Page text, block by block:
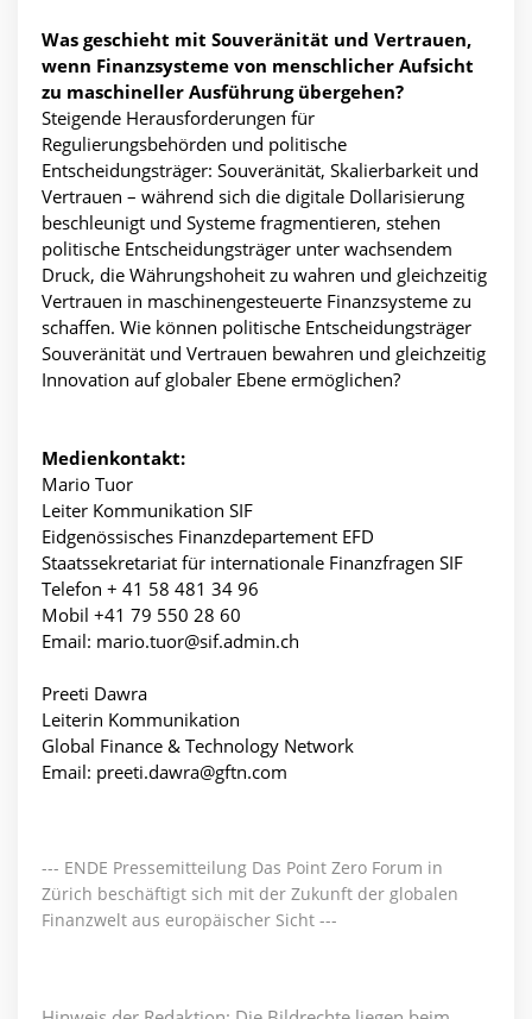
Was geschieht mit Souveränität und Vertrauen,
wenn Finanzsysteme von menschlicher Aufsicht
zu maschineller Ausführung übergehen?
Steigende Herausforderungen für
Regulierungsbehörden und politische
Entscheidungsträger: Souveränität, Skalierbarkeit und
Vertrauen – während sich die digitale Dollarisierung
beschleunigt und Systeme fragmentieren, stehen
politische Entscheidungsträger unter wachsendem
Druck, die Währungshoheit zu wahren und gleichzeitig
Vertrauen in maschinengesteuerte Finanzsysteme zu
schaffen. Wie können politische Entscheidungsträger
Souveränität und Vertrauen bewahren und gleichzeitig
Innovation auf globaler Ebene ermöglichen?
Medienkontakt:
Mario Tuor
Leiter Kommunikation SIF
Eidgenössisches Finanzdepartement EFD
Staatssekretariat für internationale Finanzfragen SIF
Telefon + 41 58 481 34 96
Mobil +41 79 550 28 60
Email: mario.tuor@sif.admin.ch
Preeti Dawra
Leiterin Kommunikation
Global Finance & Technology Network
Email: preeti.dawra@gftn.com
--- ENDE Pressemitteilung Das Point Zero Forum in
Zürich beschäftigt sich mit der Zukunft der globalen
Finanzwelt aus europäischer Sicht ---